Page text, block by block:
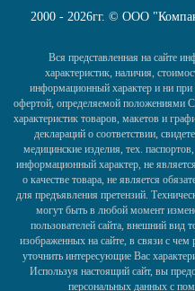
2000 - 2026гг. © ООО
Вся представленная на сайте
характеристик, наличия,
информационный характер и ни при
офертой, определяемой положениями
характеристик товаров, макетов и
деклараций о соответствии,
медицинские изделия, тех.
информационный характер, не
о качестве товара, не является
для предъявления претензий.
могут быть в любой момент
пользователей сайта, внешний вид
изображенных на сайте, в связи с
уточнить интересующие Вас
Используя настоящий сайт, вы
персональных данных с